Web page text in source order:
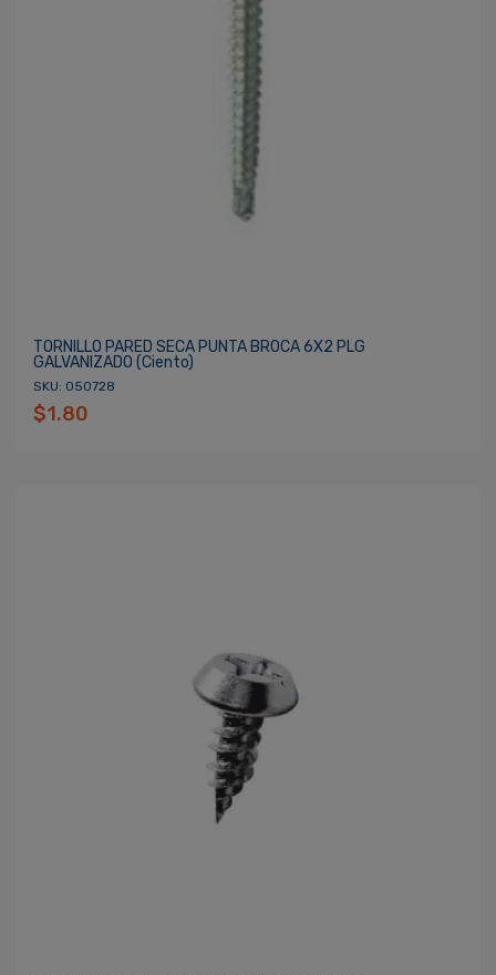
TORNILLO PARED SECA PUNTA BROCA 6X2 PLG
GALVANIZADO (ciento)
SKU: 050728
$1.80